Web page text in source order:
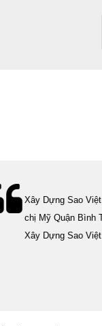
Lễ bàn giao
đã tin tưởng,